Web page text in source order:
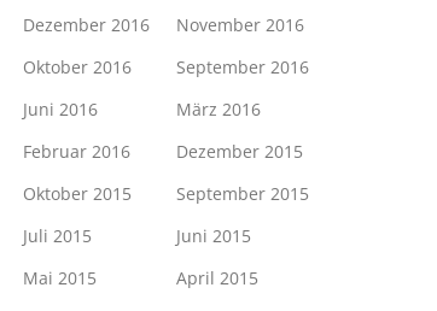
Dezember 2016
November 2016
Oktober 2016
September 2016
Juni 2016
März 2016
Februar 2016
Dezember 2015
Oktober 2015
September 2015
Juli 2015
Juni 2015
Mai 2015
April 2015